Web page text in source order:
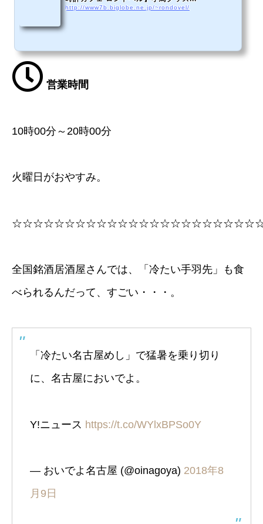
http://www7b.biglobe.ne.jp/~rondovel/
営業時間
10時00分～20時00分
火曜日がおやすみ。
全国銘酒居酒屋さんでは、「冷たい手羽先」も食
べられるんだって、すごい・・・。
「冷たい名古屋めし」で猛暑を乗り切り
に、名古屋においでよ。
Y!ニュース https://t.co/WYlxBPSo0Y
— おいでよ名古屋 (@oinagoya) 2018年8
月9日